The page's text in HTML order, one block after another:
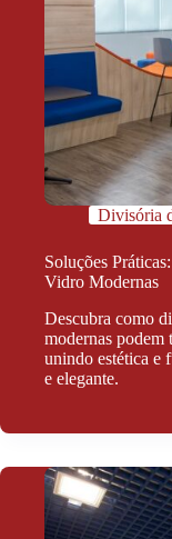
Divisória
Soluções
Vidro Modernas
Descubra como
modernas podem
unindo estética e
e elegante.